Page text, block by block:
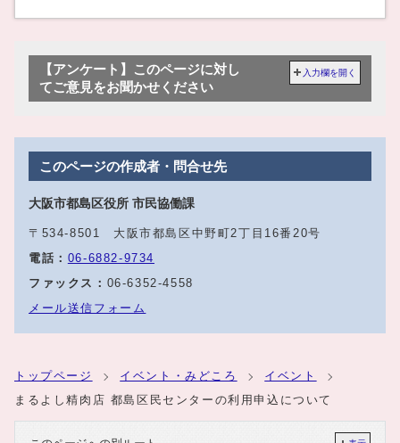
【アンケート】このページに対し
てご意見をお聞かせください
入力欄を開く
このページの作成者・問合せ先
大阪市都島区役所 市民協働課
〒534-8501 大阪市都島区中野町2丁目16番20号
電話： 06-6882-9734
ファックス： 06-6352-4558
メール送信フォーム
トップページ イベント・みどころ
イベント
まるよし精肉店 都島区民センターの利用申込について